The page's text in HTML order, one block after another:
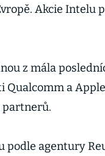
Akcie Intelu
z mála
Qualcomm a
partnerů.
podle agentury